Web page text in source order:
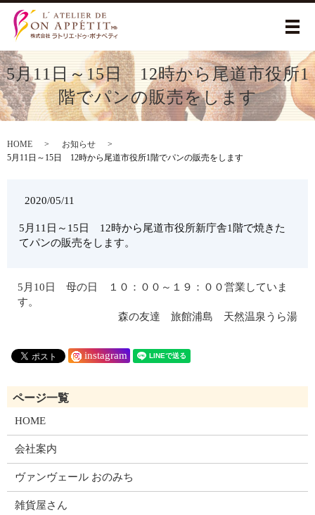
メ
5月11日～15日 12時から尾道市役所1
階でパンの販売をします
HOME
お知らせ
5月11日～15日 12時から尾道市役所1階でパンの販売をします
2020/05/11
5月11日～15日 12時から尾道市役所新庁舎1階で焼きた
てパンの販売をします。
5月10日 母の日 １０：００～１９：００営業していま
す。
森の友達 旅館浦島 天然温泉うら湯
instagram
HOME
会社案内
ヴァンヴェール おのみち
雑貨屋さん